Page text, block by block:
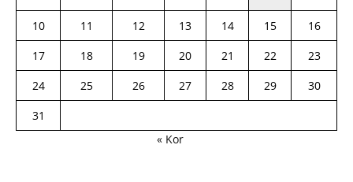
10
11 12 13 14 15
16
17
18 19 20 21 22
23
24
25 26 27 28 29
30
31
« Kor